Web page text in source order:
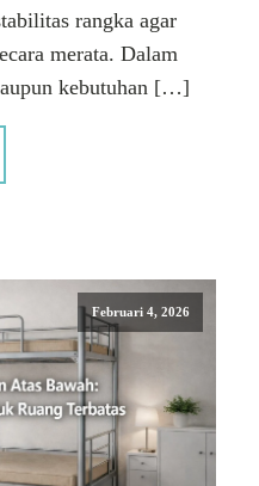
rangka agar
merata. Dalam
kebutuhan […]
Februari 4, 2026